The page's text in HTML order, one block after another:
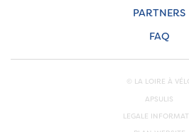
PARTNERS
FAQ
© LA LOIRE À
APSULIS
LEGALE